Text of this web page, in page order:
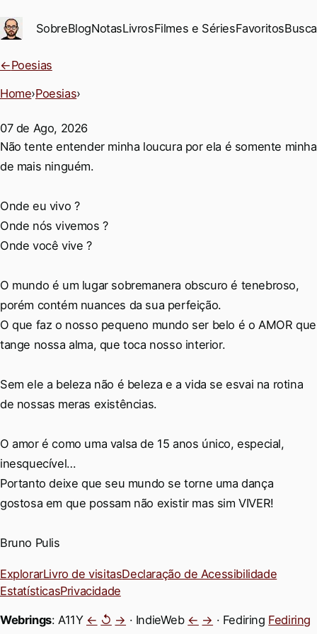
Ir para conteúdo principal
SobreBlogNotasLivrosFilmes e SériesFavoritosBusca
←Poesias
Home›Poesias›
07 de Ago, 2026
Não tente entender minha loucura por ela é somente minha
de mais ninguém.
Onde eu vivo ?
Onde nós vivemos ?
Onde você vive ?
O mundo é um lugar sobremanera obscuro é tenebroso,
porém contém nuances da sua perfeição.
O que faz o nosso pequeno mundo ser belo é o AMOR que
tange nossa alma, que toca nosso interior.
Sem ele a beleza não é beleza e a vida se esvai na rotina
de nossas meras existências.
O amor é como uma valsa de 15 anos único, especial,
inesquecível…
Portanto deixe que seu mundo se torne uma dança
gostosa em que possam não existir mas sim VIVER!
Bruno Pulis
ExplorarLivro de visitasDeclaração de Acessibilidade
EstatísticasPrivacidade
Webrings: A11Y ← ↺ → · IndieWeb ← → · Fediring Fediring